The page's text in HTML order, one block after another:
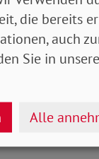
und
die bereits
auch
Sie in
Alle